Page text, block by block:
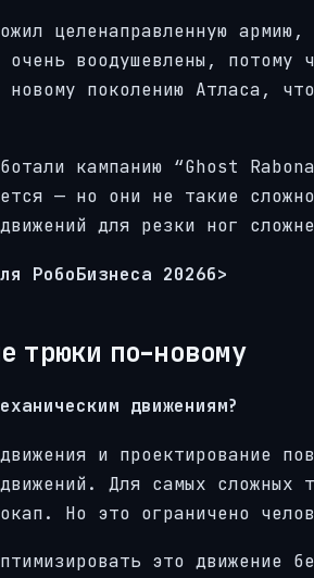
целенаправленную
воодушевлены, потому
поколению Атласа,
кампанию “Ghost
— но они не такие
для резки ног
РобоБизнеса 2026б>
трюки по-новому
движениям?
и проектирование
Для самых сложных
Но это ограничено
это движение